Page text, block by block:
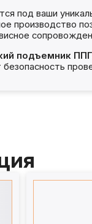
под ваши
производство
подъемник